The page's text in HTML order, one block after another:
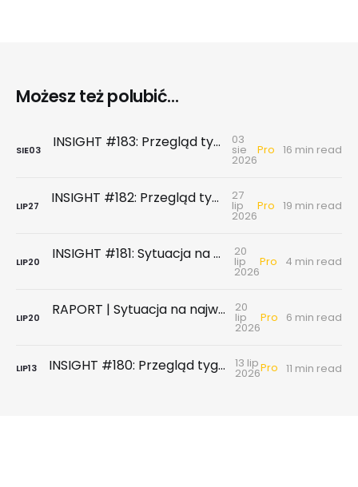
Możesz też polubić...
SIE03 INSIGHT #183: Przegląd tygodniowy | Najnowsze dane GUS … czyli sezon wakacyjny z wiatrem w żagle 03
sie
2026
Pro 16 min read
LIP27 INSIGHT #182: Przegląd tygodniowy | Rynek biurowy - powierzchni biurowych nie brakuje, chyba że tych w najnowszym standardzie 27
lip
2026
Pro 19 min read
LIP20 INSIGHT #181: Sytuacja na największych rynkach mieszkaniowych po II kwartale 2026 20
lip
2026
Pro 4 min read
LIP20 RAPORT | Sytuacja na największych rynkach mieszkaniowych po II kwartale 2026 20
lip
2026
Pro 6 min read
LIP13 INSIGHT #180: Przegląd tygodniowy | Badanie ankietowe NBP - rynek wtórny & najem 13 lip
2026Pro 11 min read